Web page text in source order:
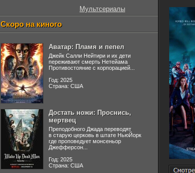
Мультсериалы
Скоро на киного
Аватар: Пламя и пепел
Джейк Салли Нейтири и их дети
переживают смерть Нетейама
Противостояние с корпорацией...
Год: 2025
Страна: США
Достать ножи: Проснись,
мертвец
Преподобного Джада переводят
в старую церковь в штате НьюЙорк
где проповедует монсеньор
Джефферсон...
Год: 2025
Страна: США